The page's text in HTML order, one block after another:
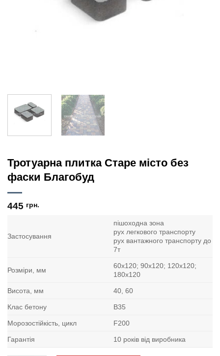
Тротуарна плитка Старе місто без
фаски Благобуд
445 грн.
Застосування
пішоходна зона
рух легкового транспорту
рух вантажного транспорту до
7т
Розміри, мм
60х120; 90х120; 120х120;
180х120
Висота, мм 40, 60
Клас бетону В35
Морозостійкість, цикл F200
Гарантія 10 років від виробника